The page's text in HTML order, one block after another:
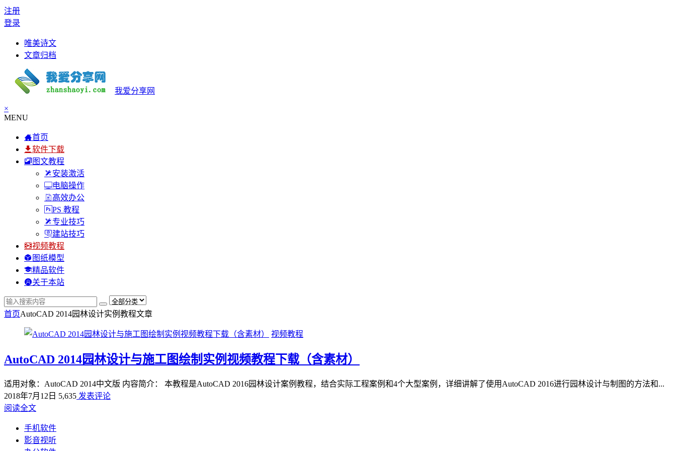
注册
登录
唯美诗文
文章归档
我爱分享网
×
MENU
首页
软件下载
图文教程
安装激活
电脑操作
高效办公
PS 教程
专业技巧
建站技巧
视频教程
图纸模型
精品软件
关于本站
首页AutoCAD 2014园林设计实例教程文章
视频教程
AutoCAD 2014园林设计与施工图绘制实例视频教程下载（含素材）
适用对象：AutoCAD 2014中文版 内容简介： 本教程是AutoCAD 2016园林设计案例教程，结合实际工程案例和4个大型案例，详细讲解了使用AutoCAD 2016进行园林设计与制图的方法和...
2018年7月12日 5,635 发表评论
阅读全文
手机软件
影音视听